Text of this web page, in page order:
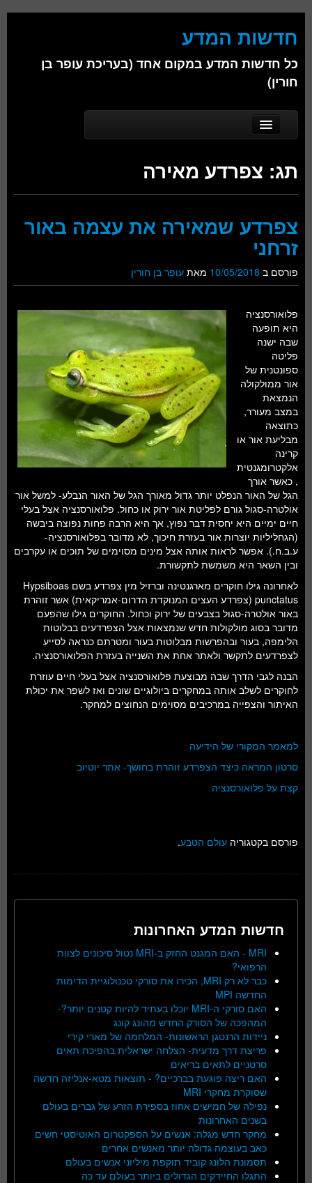
חדשות המדע
כל חדשות המדע במקום אחד (בעריכת עופר בן
חורין)
Main menu
Skip to primary content
Skip to secondary content
אודות
כימיה
פיזיקה
חברה
חלל ומדעי כדור הארץ
עתידנות
סקירות ספרים
טעימות מדע
תג: צפרדע מאירה
צפרדע שמאירה את עצמה באור
זרחני
פורסם ב 10/05/2018 מאת עופר בן חורין
פלואורסנציה
היא תופעה
שבה ישנה
פליטה
ספונטנית של
אור ממולקולה
הנמצאת
במצב מעורר,
כתוצאה
מבליעת אור או
קרינה
אלקטרומגנטית
, כאשר אורך
הגל של האור הנפלט יותר גדול מאורך הגל של האור הנבלע- למשל אור
אולטרה-סגול גורם לפליטת אור ירוק או כחול. פלואורסנציה אצל בעלי
חיים ימיים היא יחסית דבר נפוץ, אך היא הרבה פחות נפוצה ביבשה
(הגחליליות יוצרות אור בעזרת חיכוך, לא מדובר בפלואורסנציה-
ע.ב.ח.). אפשר לראות אותה אצל מינים מסוימים של תוכים או עקרבים
ובין השאר היא משמשת לתקשורת.
לאחרונה גילו חוקרים מארגנטינה וברזיל מין צפרדע בשם Hypsiboas
punctatus (צפרדע העצים המנוקדת הדרום-אמריקאית) אשר זוהרת
באור אולטרה-סגול בצבעים של ירוק וכחול. החוקרים גילו שהפעם
מדובר בסוג מולקולות חדש שנמצאות אצל הצפרדעים בבלוטות
הלימפה, בעור ובהפרשות מבלוטות בעור ומטרתם כנראה לסייע
לצפרדעים לתקשר ולאתר אחת את השנייה בעזרת הפלואורסנציה.
הבנה לגבי הדרך שבה מבוצעת פלואורסנציה אצל בעלי חיים עוזרת
לחוקרים לשלב אותה במחקרים ביולוגיים שונים ואז לשפר את יכולת
האיתור והצפייה במרכיבים מסוימים הנחוצים למחקר.
למאמר המקורי של הידיעה
סרטון המראה כיצד הצפרדע זוהרת בחושך- אתר יוטיוב
קצת על פלואורסנציה
פורסם בקטגוריה עולם הטבע.
חדשות המדע האחרונות
MRI - האם המגנט החזק ב-MRI נטול סיכונים לצוות
הרפואי?
כבר לא רק MRI, הכירו את סורקי טכנולוגיית הדימות
החדשה MPI
האם סורקי ה-MRI יוכלו בעתיד להיות קטנים יותר?-
המהפכה של הסורק החדש מהונג קונג
ניידות הרנטגן הראשונות- המלחמה של מארי קירי
פריצת דרך מדעית- הצלחה ישראלית בהפיכת תאים
סרטניים לתאים בריאים
האם ריצה פוגעת בברכיים? - תוצאות מטא-אנליזה חדשה
שסוקרת מחקרי MRI
נפילה של חמישים אחוז בספירת הזרע של גברים בעולם
בשנים האחרונות
מחקר חדש מגלה: אנשים על הספקטרום האוטיסטי חשים
כאב בעוצמה גדולה יותר מאנשים אחרים
תסמונת הלונג קוביד תוקפת מיליוני אנשים בעולם
התגלו החיידקים הגדולים ביותר בעולם עד כה